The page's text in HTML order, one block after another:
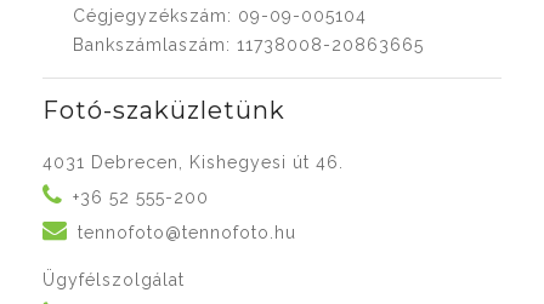
Cégjegyzékszám: 09-09-005104
Bankszámlaszám: 11738008-20863665
Fotó-szaküzletünk
4031 Debrecen, Kishegyesi út 46.
+36 52 555-200
tennofoto@tennofoto.hu
Ügyfélszolgálat